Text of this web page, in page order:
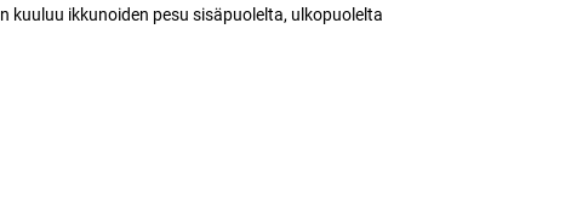
kuuluu ikkunoiden pesu sisäpuolelta, ulkopuolelta